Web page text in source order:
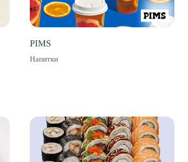
PIMS
Напитки